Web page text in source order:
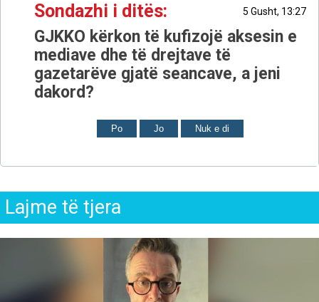
Sondazhi i ditës: 5 Gusht, 13:27
GJKKO kërkon të kufizojë aksesin e
mediave dhe të drejtave të
gazetarëve gjatë seancave, a jeni
dakord?
Po Jo Nuk e di
Lajme të tjera